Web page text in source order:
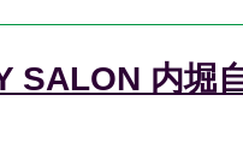
SALON 内堀